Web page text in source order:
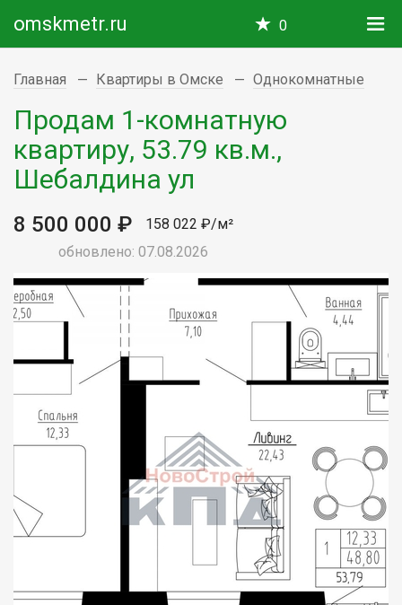
omskmetr.ru 0
Главная Квартиры в Омске Однокомнатные
Продам 1-комнатную
квартиру, 53.79 кв.м.,
Шебалдина ул
8 500 000 ₽
158 022 ₽/м²
обновлено: 07.08.2026